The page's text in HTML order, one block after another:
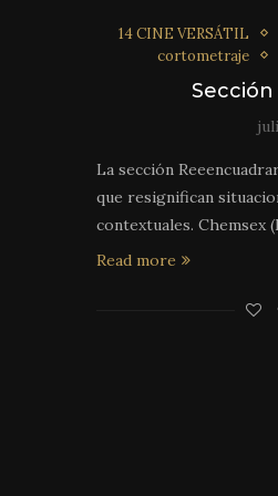
14 CINE VERSÁTIL
cortometraje
La sección
que resignifican
contextuales. Chemsex
Read more